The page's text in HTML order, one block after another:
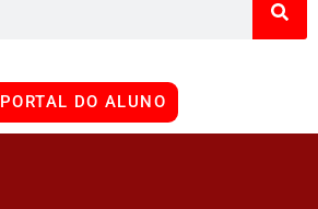
PORTAL DO ALUNO